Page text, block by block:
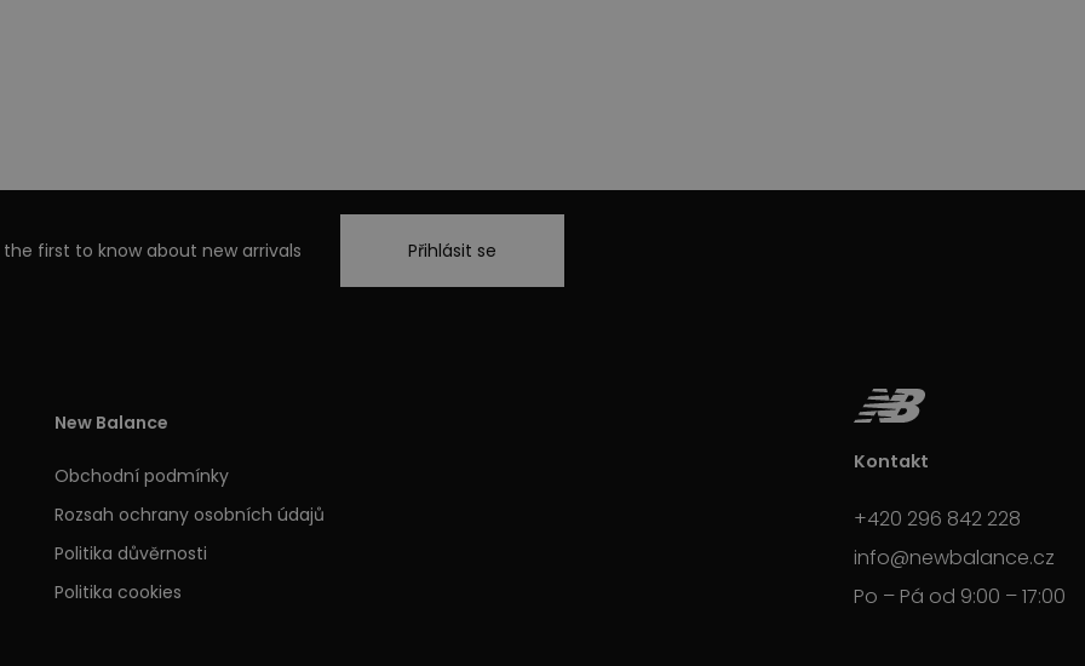
the first to know about new arrivals Přihlásit se
New Balance
Obchodní podmínky
Rozsah ochrany osobních údajů
Politika důvěrnosti
Politika cookies
Kontakt
+420 296 842 228
info@newbalance.cz
Po – Pá od 9:00 – 17:00